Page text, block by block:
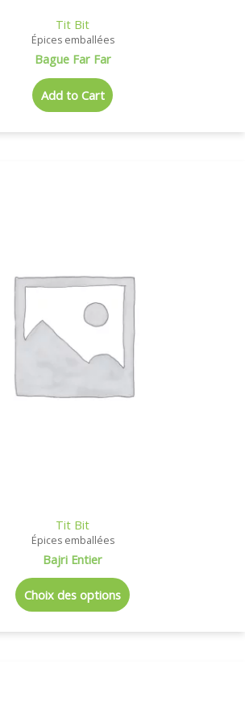
Tit Bit
Épices emballées
Bague Far Far
Add to Cart
Tit Bit
Épices emballées
Bajri Entier
Choix des options